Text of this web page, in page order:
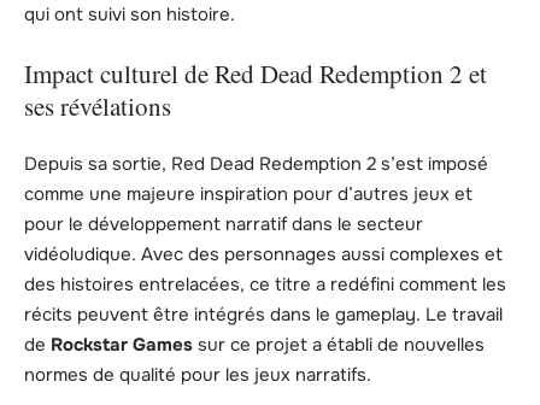
qui ont suivi son histoire.
Impact culturel de Red Dead Redemption 2 et
ses révélations
Depuis sa sortie, Red Dead Redemption 2 s’est imposé
comme une majeure inspiration pour d’autres jeux et
pour le développement narratif dans le secteur
vidéoludique. Avec des personnages aussi complexes et
des histoires entrelacées, ce titre a redéfini comment les
récits peuvent être intégrés dans le gameplay. Le travail
de Rockstar Games sur ce projet a établi de nouvelles
normes de qualité pour les jeux narratifs.